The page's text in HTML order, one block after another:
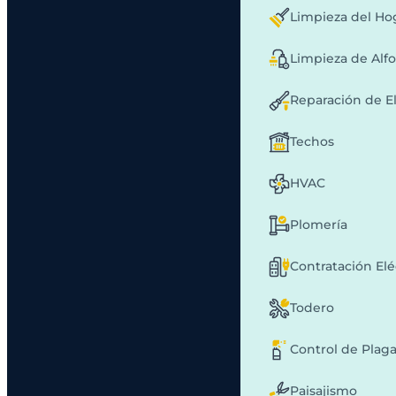
Limpieza del
Limpieza de
Reparación de
Techos
HVAC
Plomería
Contratación
Todero
Control de
Paisajismo